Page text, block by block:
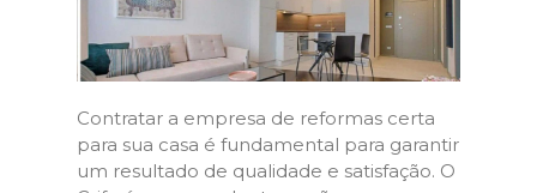
Contratar a empresa de reformas certa
para sua casa é fundamental para garantir
um resultado de qualidade e satisfação. O